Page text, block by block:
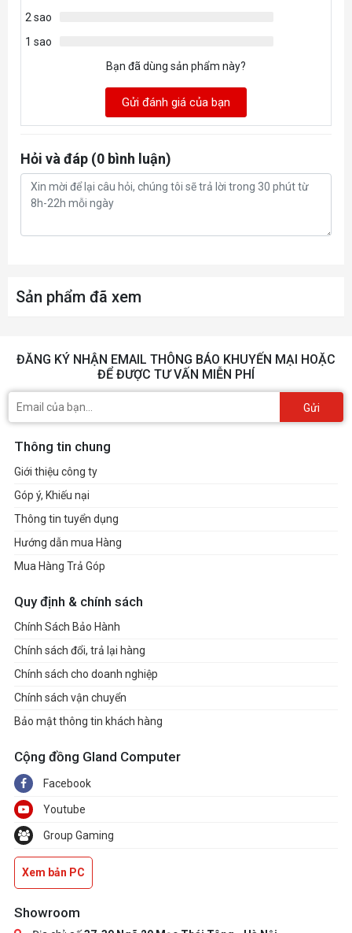
Interface
2x HDMI®
1x DisplayPort™ 2.1a
2 sao
1 sao
Bạn đã dùng sản phẩm này?
Gửi đánh giá của bạn
Hỏi và đáp (0 bình luận)
Sản phẩm đã xem
ĐĂNG KÝ NHẬN EMAIL THÔNG BÁO KHUYẾN MẠI HOẶC
ĐỂ ĐƯỢC TƯ VẤN MIỄN PHÍ
Gửi
Thông tin chung
Giới thiệu công ty
Góp ý, Khiếu nại
Thông tin tuyển dụng
Hướng dẫn mua Hàng
Mua Hàng Trả Góp
Quy định & chính sách
Chính Sách Bảo Hành
Chính sách đổi, trả lại hàng
Chính sách cho doanh nghiệp
Chính sách vận chuyển
Bảo mật thông tin khách hàng
Cộng đồng Gland Computer
Facebook
Youtube
Group Gaming
Xem bản PC
Showroom